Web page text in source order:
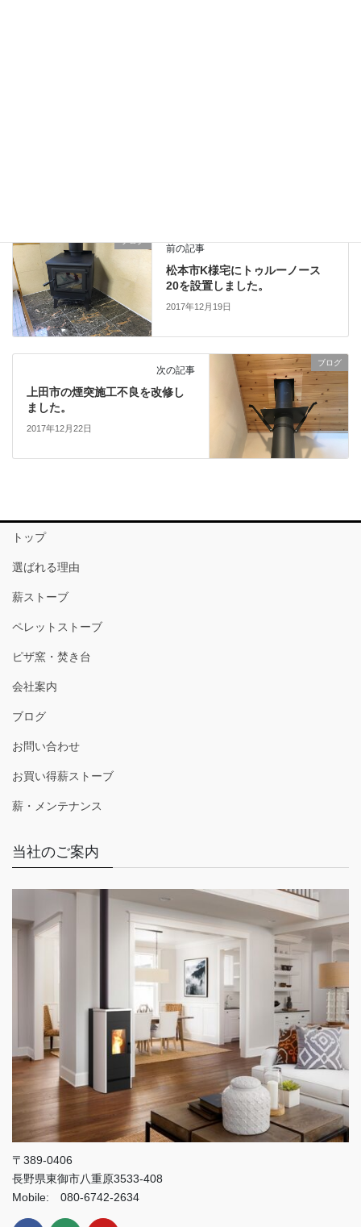
ブログ
前の記事
松本市K様宅にトゥルーノース
20を設置しました。
2017年12月19日
ブログ
次の記事
上田市の煙突施工不良を改修し
ました。
2017年12月22日
トップ
選ばれる理由
薪ストーブ
ペレットストーブ
ピザ窯・焚き台
会社案内
ブログ
お問い合わせ
お買い得薪ストーブ
薪・メンテナンス
当社のご案内
〒389-0406
長野県東御市八重原3533-408
Mobile: 080-6742-2634